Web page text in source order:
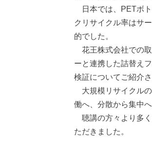
日本では、PETボト
クリサイクル率はサ
的でした。
花王株式会社での取
ーと連携した詰替え
検証についてご紹介さ
大規模リサイクルの
働へ、分散から集中
聴講の方々より多く
ただきました。